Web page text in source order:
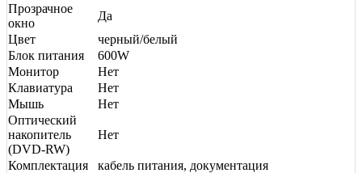
Прозрачное
окно
Да
Цвет
черный/белый
Блок питания
600W
Монитор
Нет
Клавиатура
Нет
Мышь
Нет
Оптический
накопитель
(DVD-RW)
Нет
Комплектация кабель питания, документация